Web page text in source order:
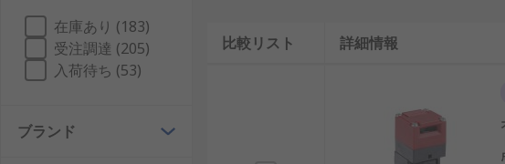
除します。
通電時ロックは、電源を加えたときにロックする方式です。通電時
きかは、機械のリスク評価に合わせて選びます。電磁ロックやガー
ソレノイドインターロックスイッチとインターロックスイッ
在庫あり (183)
受注調達 (205)
入荷待ち (53)
ブランド
比較リスト 詳細情報